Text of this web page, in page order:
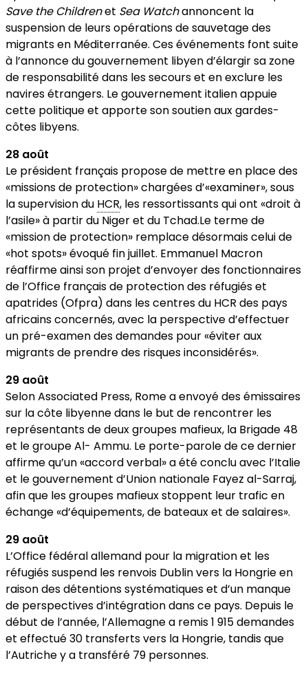
Save the Childrenet Sea Watchannoncent la
suspension de leurs opérations de sauvetage des
migrants en Méditerranée. Ces événements font suite
à l’annonce du gouvernement libyen d’élargir sa zone
de responsabilité dans les secours et en exclure les
navires étrangers. Le gouvernement italien appuie
cette politique et apporte son soutien aux gardes-
côtes libyens.
28 août
Le président français propose de mettre en place des
«missions de protection» chargées d’«examiner», sous
la supervision du HCR, les ressortissants qui ont «droit à
l’asile» à partir du Niger et du Tchad.Le terme de
«mission de protection» remplace désormais celui de
«hot spots» évoqué fin juillet. Emmanuel Macron
réaffirme ainsi son projet d’envoyer des fonctionnaires
de l’Office français de protection des réfugiés et
apatrides (Ofpra) dans les centres du HCR des pays
africains concernés, avec la perspective d’effectuer
un pré-examen des demandes pour «éviter aux
migrants de prendre des risques inconsidérés».
29 août
Selon Associated Press, Rome a envoyé des émissaires
sur la côte libyenne dans le but de rencontrer les
représentants de deux groupes mafieux, la Brigade 48
et le groupe Al- Ammu. Le porte-parole de ce dernier
affirme qu’un «accord verbal» a été conclu avec l’Italie
et le gouvernement d’Union nationale Fayez al-Sarraj,
afin que les groupes mafieux stoppent leur trafic en
échange «d’équipements, de bateaux et de salaires».
29 août
L’Office fédéral allemand pour la migration et les
réfugiés suspend les renvois Dublin vers la Hongrie en
raison des détentions systématiques et d’un manque
de perspectives d’intégration dans ce pays. Depuis le
début de l’année, l’Allemagne a remis 1 915 demandes
et effectué 30 transferts vers la Hongrie, tandis que
l’Autriche y a transféré 79 personnes.